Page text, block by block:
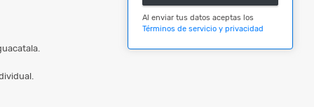
Al enviar tus datos aceptas los
Términos de servicio y privacidad